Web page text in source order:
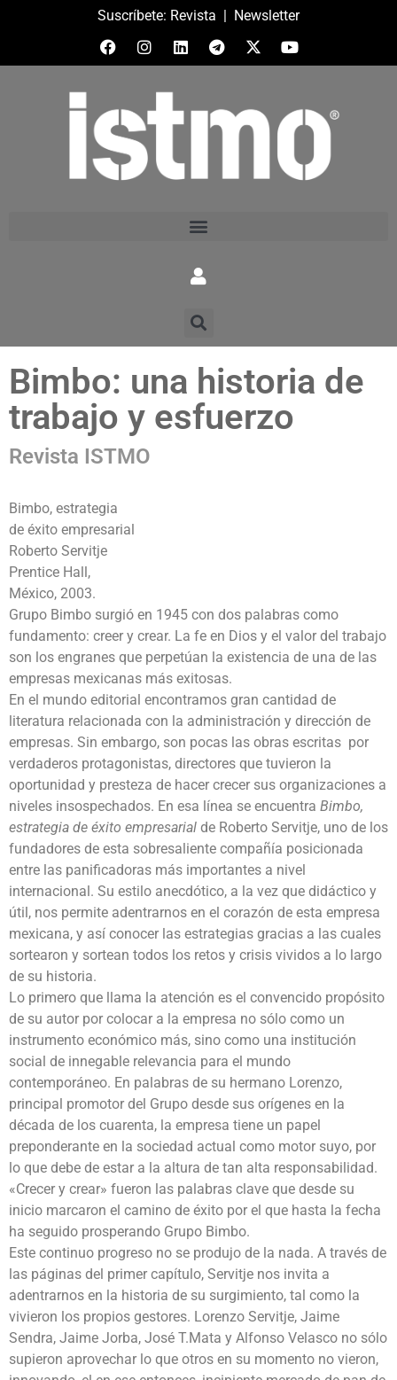
Suscríbete: Revista | Newsletter
Bimbo: una historia de
trabajo y esfuerzo
Revista ISTMO
Bimbo, estrategia
de éxito empresarial
Roberto Servitje
Prentice Hall,
México, 2003.
Grupo Bimbo surgió en 1945 con dos palabras como
fundamento: creer y crear. La fe en Dios y el valor del trabajo
son los engranes que perpetúan la existencia de una de las
empresas mexicanas más exitosas.
En el mundo editorial encontramos gran cantidad de
literatura relacionada con la administración y dirección de
empresas. Sin embargo, son pocas las obras escritas por
verdaderos protagonistas, directores que tuvieron la
oportunidad y presteza de hacer crecer sus organizaciones a
niveles insospechados. En esa línea se encuentra Bimbo,
estrategia de éxito empresarial de Roberto Servitje, uno de los
fundadores de esta sobresaliente compañía posicionada
entre las panificadoras más importantes a nivel
internacional. Su estilo anecdótico, a la vez que didáctico y
útil, nos permite adentrarnos en el corazón de esta empresa
mexicana, y así conocer las estrategias gracias a las cuales
sortearon y sortean todos los retos y crisis vividos a lo largo
de su historia.
Lo primero que llama la atención es el convencido propósito
de su autor por colocar a la empresa no sólo como un
instrumento económico más, sino como una institución
social de innegable relevancia para el mundo
contemporáneo. En palabras de su hermano Lorenzo,
principal promotor del Grupo desde sus orígenes en la
década de los cuarenta, la empresa tiene un papel
preponderante en la sociedad actual como motor suyo, por
lo que debe de estar a la altura de tan alta responsabilidad.
«Crecer y crear» fueron las palabras clave que desde su
inicio marcaron el camino de éxito por el que hasta la fecha
ha seguido prosperando Grupo Bimbo.
Este continuo progreso no se produjo de la nada. A través de
las páginas del primer capítulo, Servitje nos invita a
adentrarnos en la historia de su surgimiento, tal como la
vivieron los propios gestores. Lorenzo Servitje, Jaime
Sendra, Jaime Jorba, José T.Mata y Alfonso Velasco no sólo
supieron aprovechar lo que otros en su momento no vieron,